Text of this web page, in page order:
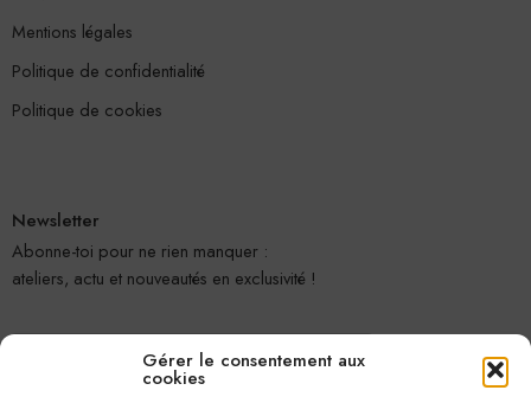
Gérer le consentement aux
cookies
Mentions légales
Politique de confidentialité
Politique de cookies
Newsletter
Abonne-toi pour ne rien manquer :
ateliers, actu et nouveautés en exclusivité !